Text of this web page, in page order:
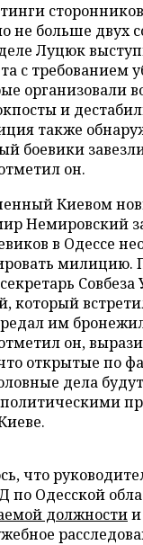
не больше двух
Луцюк
с требованием
организовали
и
также
боевики
он.
Киевом
Немировский
в Одессе
милицию.
который
им
он,
открытые по
дела
политическими
что
по Одесской
должности